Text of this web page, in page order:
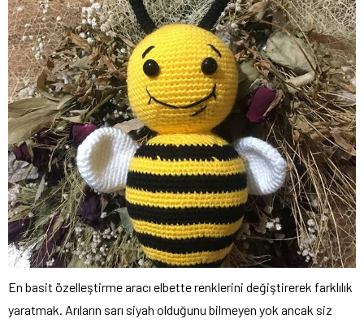
En basit özelleştirme aracı elbette renklerini değiştirerek farklılık
yaratmak. Arıların sarı siyah olduğunu bilmeyen yok ancak siz